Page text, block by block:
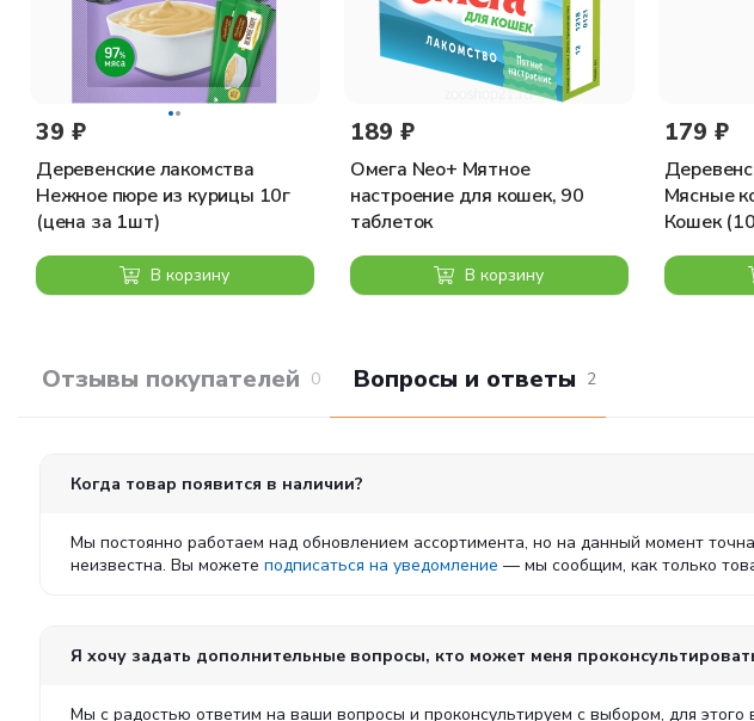
39 ₽
Деревенские лакомства
Нежное пюре из курицы 10г
(цена за 1шт)
В корзину
189 ₽
Омега Neo+ Мятное
настроение для кошек, 90
таблеток
В корзину
179 ₽
Мясные
Кошек
Отзывы покупателей 0 Вопросы и ответы 2
Когда товар появится в наличии?
Мы постоянно работаем над обновлением ассортимента, но на данный момент
неизвестна. Вы можете подписаться на уведомление — мы сообщим, как только
Я хочу задать дополнительные вопросы, кто может меня
Мы с радостью ответим на ваши вопросы и проконсультируем с выбором, для